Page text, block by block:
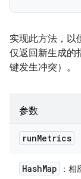
实现此方法，以
仅返回新生成的
键发生冲突）。
参数
runMetrics
HashMap ：